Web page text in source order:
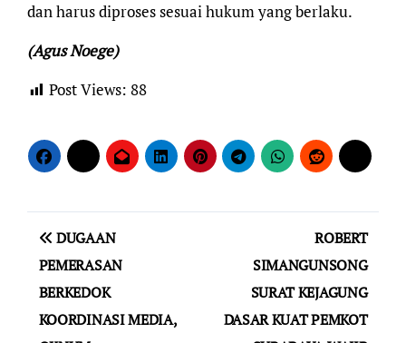
dan harus diproses sesuai hukum yang berlaku.
(Agus Noege)
Post Views: 88
Navigasi
pos
DUGAAN
PEMERASAN
BERKEDOK
KOORDINASI MEDIA,
ROBERT
SIMANGUNSONG
SURAT KEJAGUNG
DASAR KUAT PEMKOT